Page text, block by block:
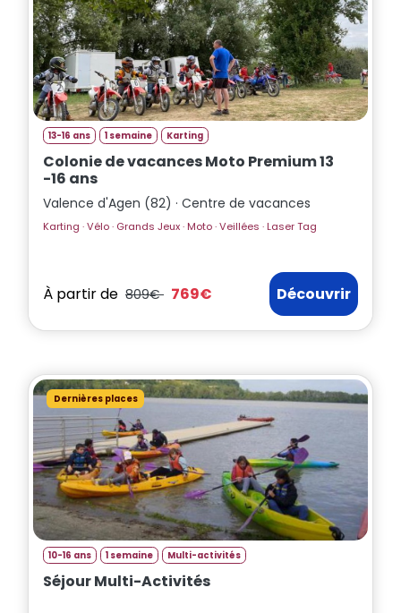
13-16 ans 1 semaine Karting
Colonie de vacances Moto Premium 13
-16 ans
Valence d'Agen (82) · Centre de vacances
Karting · Vélo · Grands Jeux · Moto · Veillées · Laser Tag
À partir de 809€ 769€ Découvrir
Dernières places
10-16 ans 1 semaine Multi-activités
Séjour Multi-Activités